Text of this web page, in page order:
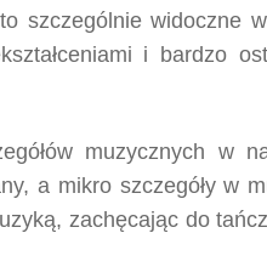
szczególnie widoczne
i bardzo
muzycznych w
a mikro szczegóły w
zachęcając do